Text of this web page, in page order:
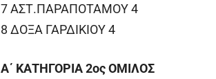
7 ΑΣΤ.ΠΑΡΑΠΟΤΑΜΟΥ 4
8 ΔΟΞΑ ΓΑΡΔΙΚΙΟΥ 4
Α΄ ΚΑΤΗΓΟΡΙΑ 2ος ΟΜΙΛΟΣ